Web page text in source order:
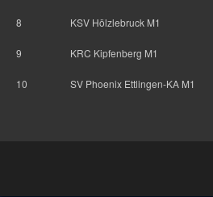
8 KSV Hölzlebruck M1
9 KRC Kipfenberg M1
10 SV Phoenix Ettlingen-KA M1